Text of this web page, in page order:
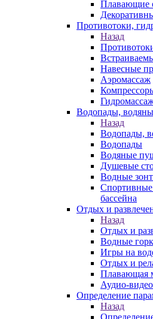
Плавающие
Противотоки,
Назад
Навесные
Аэромассаж
Водопады,
Назад
Водопады,
Водопады
Водяные
Душевые
Водные
Спортивные
бассейна
Отдых и
Назад
Отдых и
Водные
Игры на
Отдых и
Плавающая
Аудио-
Определение
Назад